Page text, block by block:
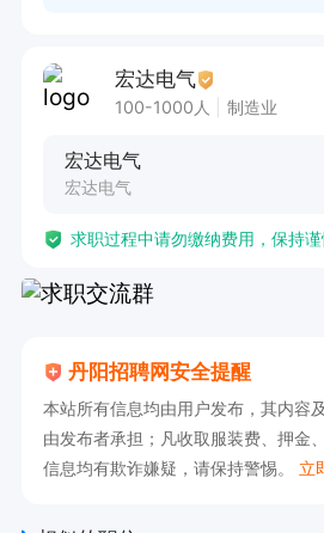
宏达电气
100-1000人 制造业
宏达电气
宏达电气
求职过程中请勿缴纳费用，保持谨
丹阳招聘网安全提醒
本站所有信息均由用户发布，其内容
由发布者承担；凡收取服装费、押金
信息均有欺诈嫌疑，请保持警惕。 立